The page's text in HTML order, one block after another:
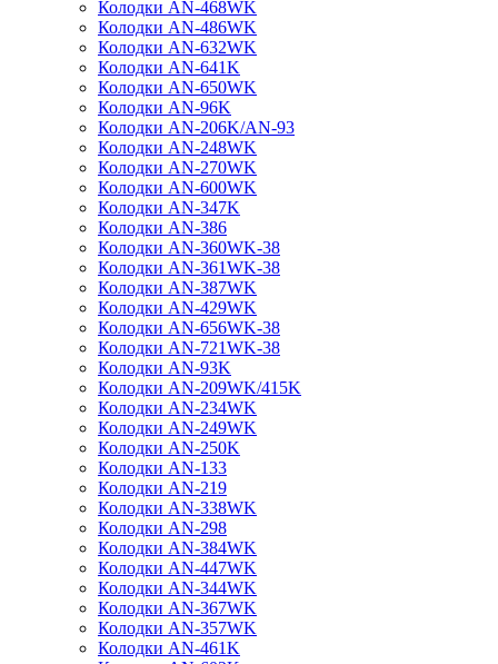
Колодки AN-468WK
Колодки AN-486WK
Колодки AN-632WK
Колодки AN-641K
Колодки AN-650WK
Колодки AN-96K
Колодки AN-206K/AN-93
Колодки AN-248WK
Колодки AN-270WK
Колодки AN-600WK
Колодки AN-347K
Колодки AN-386
Колодки AN-360WK-38
Колодки AN-361WK-38
Колодки AN-387WK
Колодки AN-429WK
Колодки AN-656WK-38
Колодки AN-721WK-38
Колодки AN-93K
Колодки AN-209WK/415K
Колодки AN-234WK
Колодки AN-249WK
Колодки AN-250K
Колодки AN-133
Колодки AN-219
Колодки AN-338WK
Колодки AN-298
Колодки AN-384WK
Колодки AN-447WK
Колодки AN-344WK
Колодки AN-367WK
Колодки AN-357WK
Колодки AN-461K